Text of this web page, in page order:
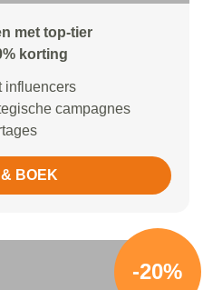
met top-tier
korting
influencers
campagnes
BOEK
-20%